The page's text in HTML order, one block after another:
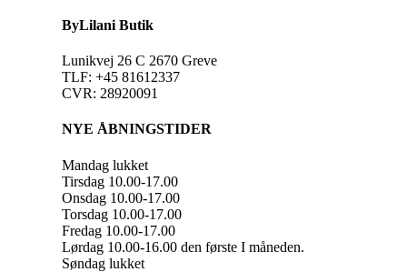
ByLilani Butik
Lunikvej 26 C 2670 Greve
TLF: +45 81612337
CVR: 28920091
NYE ÅBNINGSTIDER
Mandag lukket
Tirsdag 10.00-17.00
Onsdag 10.00-17.00
Torsdag 10.00-17.00
Fredag 10.00-17.00
Lørdag 10.00-16.00 den første I måneden.
Søndag lukket